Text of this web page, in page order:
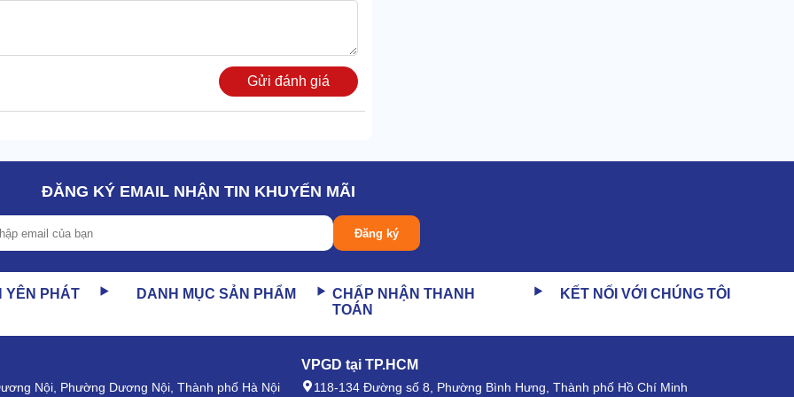
xuất lý tưởng cho quy mô nhà xưởng sản xuất, cơ khí vừa
Gửi đánh giá
ĐĂNG KÝ EMAIL NHẬN TIN KHUYẾN MÃI
Đăng ký
YÊN PHÁT DANH MỤC SẢN PHẨM
CHẤP NHẬN THANH
TOÁN
KẾT NỐI VỚI CHÚNG TÔI
Nội, Phường Dương Nội, Thành phố Hà Nội
VPGD tại TP.HCM
118-134 Đường số 8, Phường Bình Hưng, Thành phố Hồ Chí Minh